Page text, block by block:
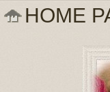
HOME